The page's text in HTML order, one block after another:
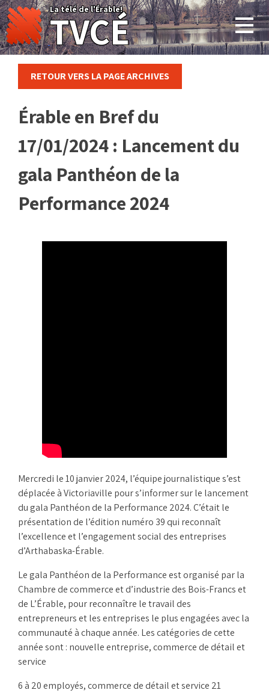
Skip
to
content
La télé de l'Érable!
TVCÉ
RETOUR VERS LA PAGE ARCHIVES
Érable en Bref du
17/01/2024 : Lancement du
gala Panthéon de la
Performance 2024
Mercredi le 10 janvier 2024, l’équipe journalistique s’est
déplacée à Victoriaville pour s’informer sur le lancement
du gala Panthéon de la Performance 2024. C’était le
présentation de l’édition numéro 39 qui reconnaît
l’excellence et l’engagement social des entreprises
d’Arthabaska-Érable.
Le gala Panthéon de la Performance est organisé par la
Chambre de commerce et d’industrie des Bois-Francs et
de L’Érable, pour reconnaître le travail des
entrepreneurs et les entreprises le plus engagées avec la
communauté à chaque année. Les catégories de cette
année sont : nouvelle entreprise, commerce de détail et
service
6 à 20 employés, commerce de détail et service 21